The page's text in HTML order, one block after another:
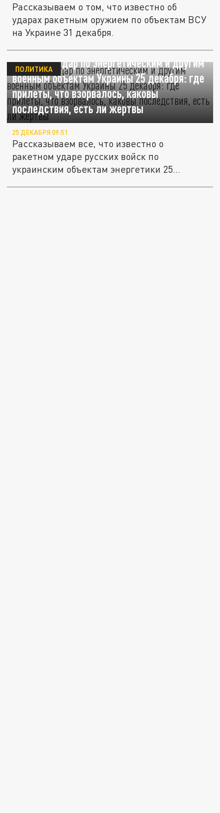
Рассказываем о том, что известно об
ударах ракетным оружием по объектам ВСУ
на Украине 31 декабря.
Ракетный удар по энергетическим и другим
военным объектам Украины 25 декабря: где
прилеты, что взорвалось, каковы
последствия, есть ли жертвы
ПОЛИТИКА
25 ДЕКАБРЯ 09:51
Рассказываем все, что известно о
ракетном ударе русских войск по
украинским объектам энергетики 25